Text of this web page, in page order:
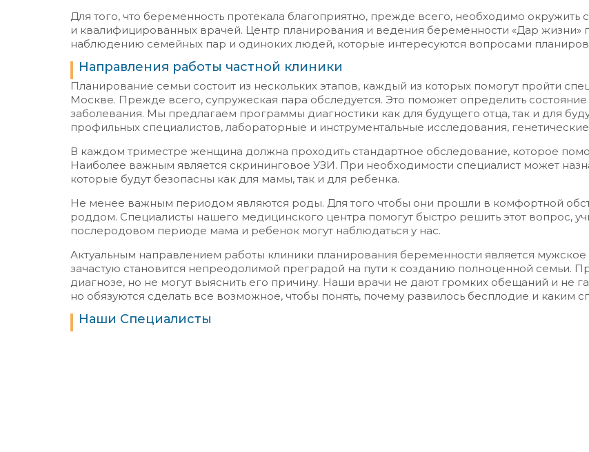
Для того, что беременность протекала благоприятно, прежде всего, необходимо окружить
и квалифицированных врачей. Центр планирования и ведения беременности «Дар жизни»
наблюдению семейных пар и одиноких людей, которые интересуются вопросами
Направления работы частной клиники
Планирование семьи состоит из нескольких этапов, каждый из которых помогут пройти
Москве. Прежде всего, супружеская пара обследуется. Это поможет определить
заболевания. Мы предлагаем программы диагностики как для будущего отца, так и для
профильных специалистов, лабораторные и инструментальные исследования,
В каждом триместре женщина должна проходить стандартное обследование, которое
Наиболее важным является скрининговое УЗИ. При необходимости специалист может
которые будут безопасны как для мамы, так и для ребенка.
Не менее важным периодом являются роды. Для того чтобы они прошли в комфортной
роддом. Специалисты нашего медицинского центра помогут быстро решить этот вопрос,
послеродовом периоде мама и ребенок могут наблюдаться у нас.
Актуальным направлением работы клиники планирования беременности является
зачастую становится непреодолимой преградой на пути к созданию полноценной семьи.
диагнозе, но не могут выяснить его причину. Наши врачи не дают громких обещаний и не
но обязуются сделать все возможное, чтобы понять, почему развилось бесплодие и каким
Наши Специалисты